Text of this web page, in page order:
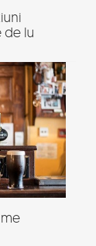
de lu